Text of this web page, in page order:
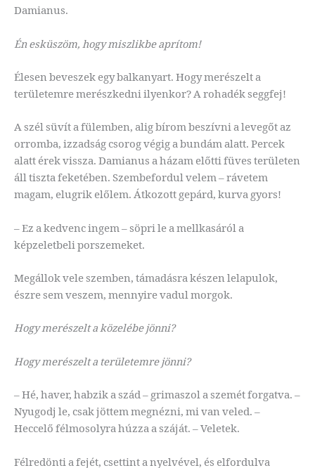
Damianus.
Én esküszöm, hogy miszlikbe aprítom!
Élesen beveszek egy balkanyart. Hogy merészelt a
területemre merészkedni ilyenkor? A rohadék seggfej!
A szél süvít a fülemben, alig bírom beszívni a levegőt az
orromba, izzadság csorog végig a bundám alatt. Percek
alatt érek vissza. Damianus a házam előtti füves területen
áll tiszta feketében. Szembefordul velem – rávetem
magam, elugrik előlem. Átkozott gepárd, kurva gyors!
– Ez a kedvenc ingem – söpri le a mellkasáról a
képzeletbeli porszemeket.
Megállok vele szemben, támadásra készen lelapulok,
észre sem veszem, mennyire vadul morgok.
Hogy merészelt a közelébe jönni?
Hogy merészelt a területemre jönni?
– Hé, haver, habzik a szád – grimaszol a szemét forgatva. –
Nyugodj le, csak jöttem megnézni, mi van veled. –
Heccelő félmosolyra húzza a száját. – Veletek.
Félredönti a fejét, csettint a nyelvével, és elfordulva